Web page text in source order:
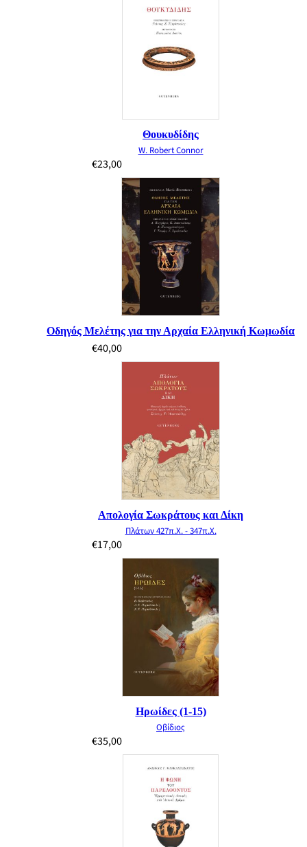
Θουκυδίδης
W. Robert Connor
€23,00
Οδηγός Μελέτης για την Αρχαία Ελληνική Κωμωδία
€40,00
Απολογία Σωκράτους και Δίκη
Πλάτων 427π.Χ. - 347π.Χ.
€17,00
Ηρωίδες (1-15)
Οβίδιος
€35,00